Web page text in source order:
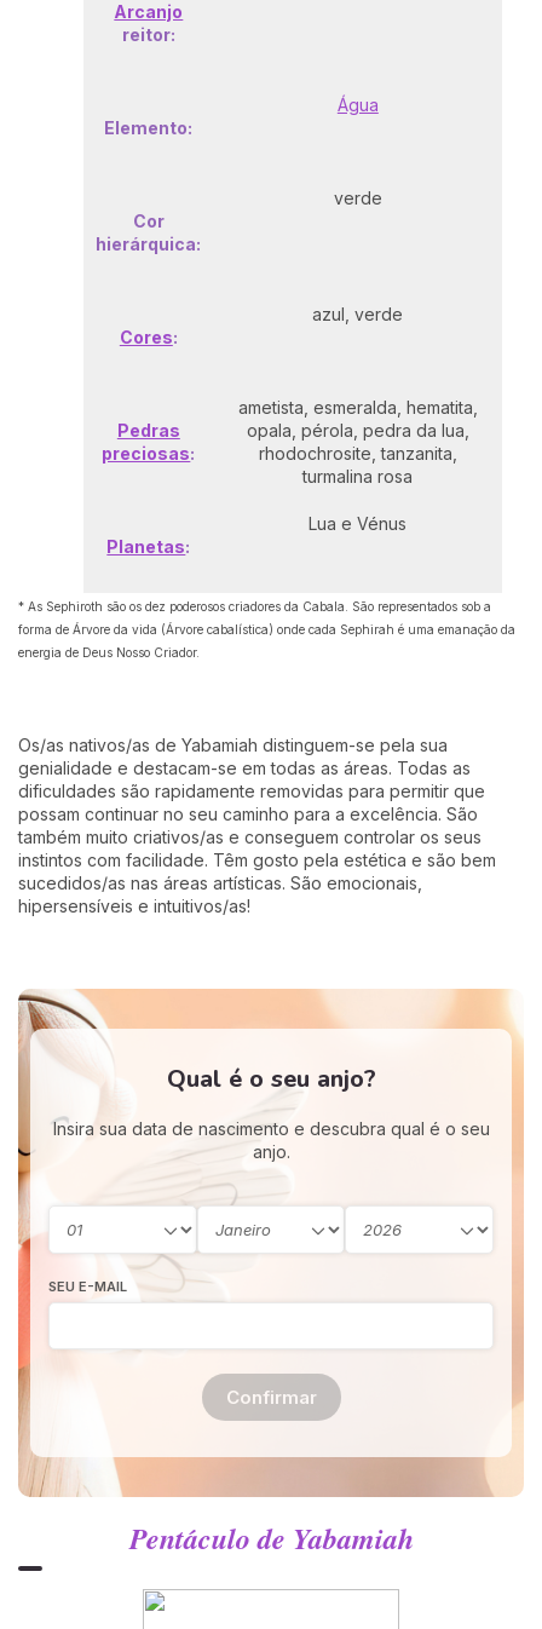
Arcanjo
reitor:
Elemento:
Água
Cor
hierárquica:
verde
Cores:
azul, verde
Pedras
preciosas:
ametista, esmeralda, hematita,
opala, pérola, pedra da lua,
rhodochrosite, tanzanita,
turmalina rosa
Planetas:
Lua e Vénus
* As Sephiroth são os dez poderosos criadores da Cabala. São representados sob a
forma de Árvore da vida (Árvore cabalística) onde cada Sephirah é uma emanação da
energia de Deus Nosso Criador.
Os/as nativos/as de Yabamiah distinguem-se pela sua
genialidade e destacam-se em todas as áreas. Todas as
dificuldades são rapidamente removidas para permitir que
possam continuar no seu caminho para a excelência. São
também muito criativos/as e conseguem controlar os seus
instintos com facilidade. Têm gosto pela estética e são bem
sucedidos/as nas áreas artísticas. São emocionais,
hipersensíveis e intuitivos/as!
Qual é o seu anjo?
Insira sua data de nascimento e descubra qual é o seu
anjo.
SEU E-MAIL
Confirmar
Pentáculo de Yabamiah